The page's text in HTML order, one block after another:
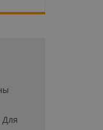
Для